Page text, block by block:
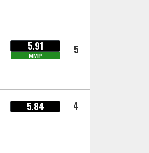
5.91
MMP 5
5.84 4